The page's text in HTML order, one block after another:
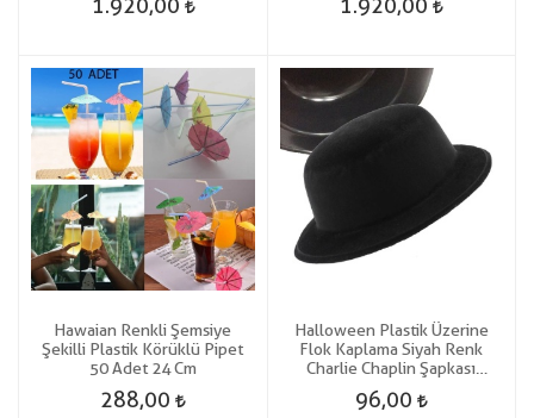
1.920,00 1.920,00
Hawaian Renkli Şemsiye
Şekilli Plastik Körüklü Pipet
50 Adet 24 Cm
288,00
Halloween Plastik Üzerine
Flok Kaplama Siyah Renk
Charlie Chaplin Şapkası
Yetişkin-Çocuk Uyumlu 1 Adet
Gösteri
96,00